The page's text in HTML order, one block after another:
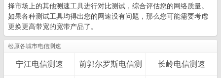
择市场上的其他测速工具进行对比测试，综合评估您的网络质量。
如果各种测试工具均得出您的网速没有问题，那么您可能需要考虑
更换更高带宽的宽带产品了。
松原各城市电信测速
宁江电信测速 前郭尔罗斯电信测 长岭电信测速